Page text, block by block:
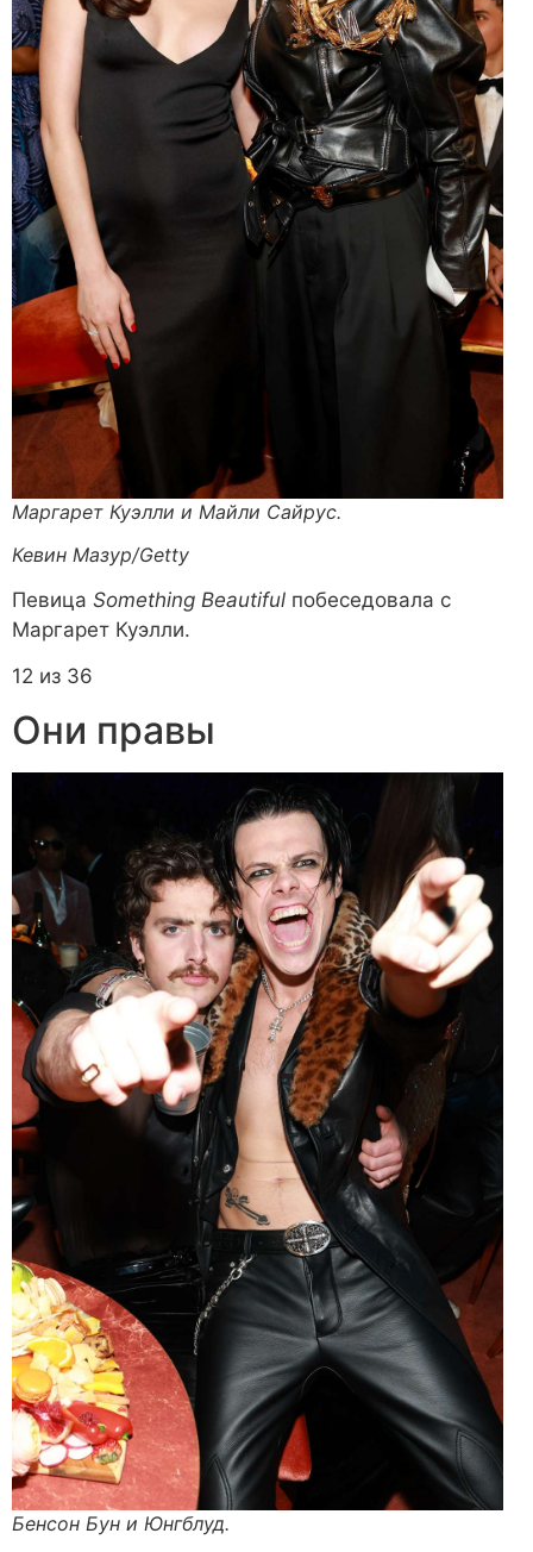
Маргарет Куэлли и Майли Сайрус.
Кевин Мазур/Getty
Певица Something Beautiful побеседовала с
Маргарет Куэлли.
12 из 36
Они правы
Бенсон Бун и Юнгблуд.